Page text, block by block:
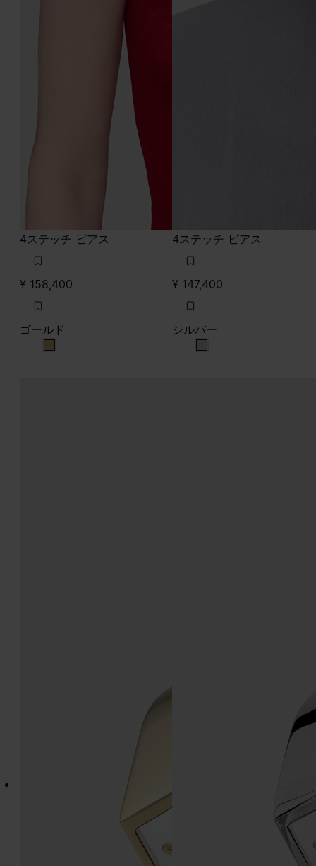
4ステッチ ピアス
¥ 158,400
ゴールド
ゴールド
4ステッチ ピアス
¥ 147,400
シルバー
シルバー